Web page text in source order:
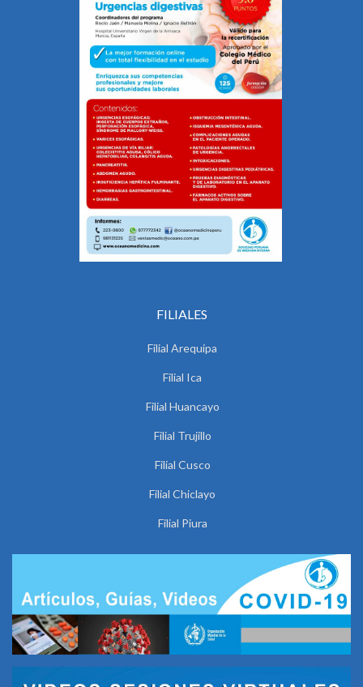
FILIALES
Filial Arequipa
Filial Ica
Filial Huancayo
Filial Trujillo
Filial Cusco
Filial Chiclayo
Filial Piura